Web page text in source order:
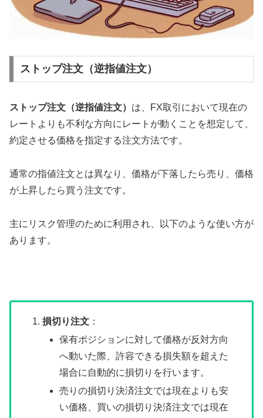
ストップ注文（逆指値注文）
ストップ注文（逆指値注文） は、FX取引において現在の
レートよりも不利な方向にレートが動くことを想定して、
約定させる価格を指定する注文方法です。
通常の指値注文とは異なり、価格が下落したら売り、価格
が上昇したら買う注文です。
主にリスク管理のために利用され、以下のような使い方が
あります。
損切り注文 ：
保有ポジションに対して価格が反対方向
へ動いた際、許容できる損失額を超えた
場合に自動的に損切りを行います。
売りの損切り決済注文では現在よりも安
い価格、買いの損切り決済注文では現在